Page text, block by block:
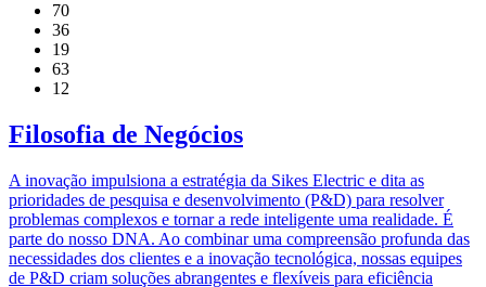
70
36
19
63
12
Filosofia de Negócios
A inovação impulsiona a estratégia da Sikes Electric e dita as
prioridades de pesquisa e desenvolvimento (P&D) para resolver
problemas complexos e tornar a rede inteligente uma realidade. É
parte do nosso DNA. Ao combinar uma compreensão profunda das
necessidades dos clientes e a inovação tecnológica, nossas equipes
de P&D criam soluções abrangentes e flexíveis para eficiência